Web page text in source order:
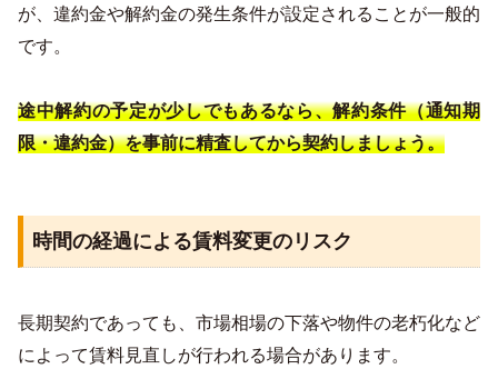
が、違約金や解約金の発生条件が設定されることが一般的
です。
途中解約の予定が少しでもあるなら、解約条件（通知期
限・違約金）を事前に精査してから契約しましょう。
時間の経過による賃料変更のリスク
長期契約であっても、市場相場の下落や物件の老朽化など
によって賃料見直しが行われる場合があります。